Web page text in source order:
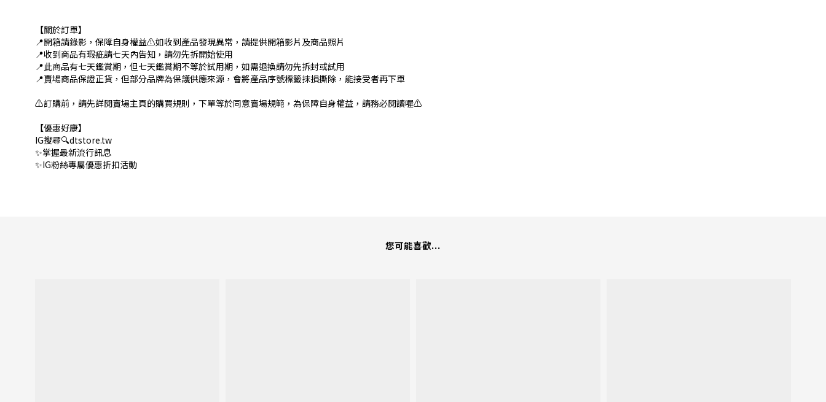
【關於訂單】
📍開箱請錄影，保障自身權益⚠️如收到產品發現異常，請提供開箱影片及商品照片
📍收到商品有瑕疵請七天內告知，請勿先拆開始使用
📍此商品有七天鑑賞期，但七天鑑賞期不等於試用期，如需退換請勿先拆封或試用
📍賣場商品保證正貨，但部分品牌為保護供應來源，會將產品序號標籤抹損撕除，能接受者再下單
⚠️訂購前，請先詳閱賣場主頁的購買規則，下單等於同意賣場規範，為保障自身權益，請務必閱讀喔⚠️
【優惠好康】
IG搜尋🔍dtstore.tw
✨掌握最新流行訊息
✨IG粉絲專屬優惠折扣活動
您可能喜歡...